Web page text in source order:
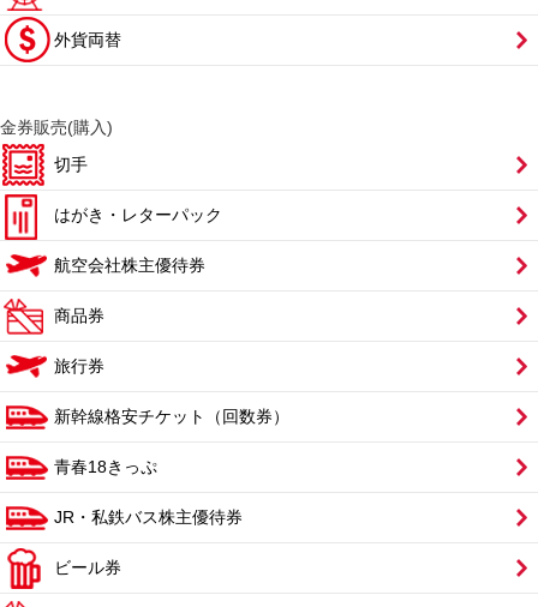
外貨両替
金券販売(購入)
切手
はがき・レターパック
航空会社株主優待券
商品券
旅行券
新幹線格安チケット（回数券）
青春18きっぷ
JR・私鉄バス株主優待券
ビール券